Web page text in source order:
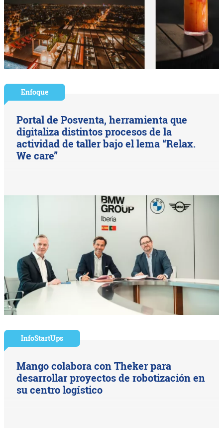
Enfoque
Portal de Posventa, herramienta que
digitaliza distintos procesos de la
actividad de taller bajo el lema “Relax.
We care”
InfoStartUps
Mango colabora con Theker para
desarrollar proyectos de robotización en
su centro logístico